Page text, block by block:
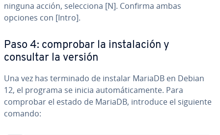
ninguna acción, se­le­c­cio­na [N]. Confirma ambas
opciones con [Intro].
Paso 4: comprobar la in­s­ta­la­ción y
consultar la versión
Una vez has terminado de instalar MariaDB en Debian
12, el programa se inicia au­to­má­ti­ca­me­n­te. Para
comprobar el estado de MariaDB, introduce el siguiente
comando: